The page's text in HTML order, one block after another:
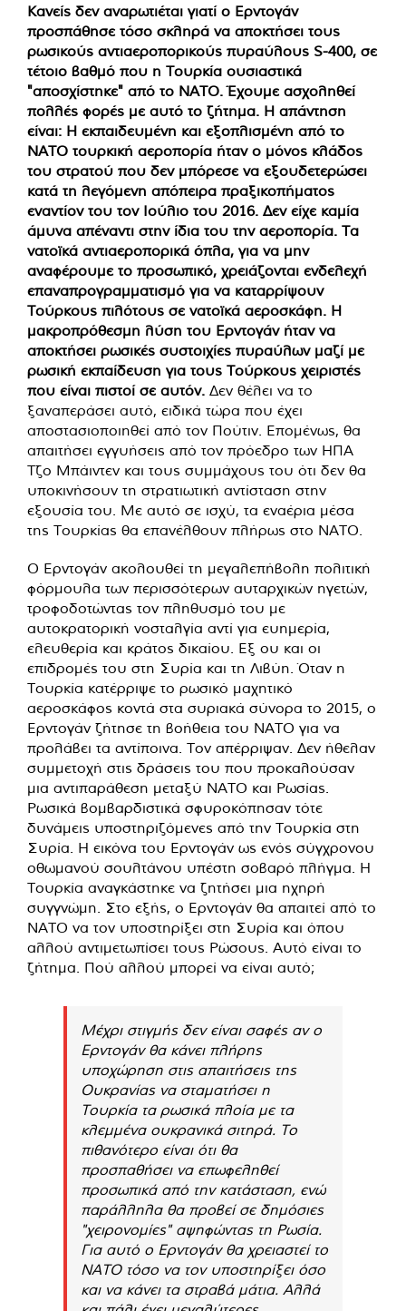
Κανείς δεν αναρωτιέται γιατί ο Ερντογάν
προσπάθησε τόσο σκληρά να αποκτήσει τους
ρωσικούς αντιαεροπορικούς πυραύλους S-400, σε
τέτοιο βαθμό που η Τουρκία ουσιαστικά
"αποσχίστηκε" από το ΝΑΤΟ. Έχουμε ασχοληθεί
πολλές φορές με αυτό το ζήτημα. Η απάντηση
είναι: Η εκπαιδευμένη και εξοπλισμένη από το
ΝΑΤΟ τουρκική αεροπορία ήταν ο μόνος κλάδος
του στρατού που δεν μπόρεσε να εξουδετερώσει
κατά τη λεγόμενη απόπειρα πραξικοπήματος
εναντίον του τον Ιούλιο του 2016. Δεν είχε καμία
άμυνα απέναντι στην ίδια του την αεροπορία. Τα
νατοϊκά αντιαεροπορικά όπλα, για να μην
αναφέρουμε το προσωπικό, χρειάζονται ενδελεχή
επαναπρογραμματισμό για να καταρρίψουν
Τούρκους πιλότους σε νατοϊκά αεροσκάφη. Η
μακροπρόθεσμη λύση του Ερντογάν ήταν να
αποκτήσει ρωσικές συστοιχίες πυραύλων μαζί με
ρωσική εκπαίδευση για τους Τούρκους χειριστές
που είναι πιστοί σε αυτόν. Δεν θέλει να το
ξαναπεράσει αυτό, ειδικά τώρα που έχει
αποστασιοποιηθεί από τον Πούτιν. Επομένως, θα
απαιτήσει εγγυήσεις από τον πρόεδρο των ΗΠΑ
Τζο Μπάιντεν και τους συμμάχους του ότι δεν θα
υποκινήσουν τη στρατιωτική αντίσταση στην
εξουσία του. Με αυτό σε ισχύ, τα εναέρια μέσα
της Τουρκίας θα επανέλθουν πλήρως στο ΝΑΤΟ.
Ο Ερντογάν ακολουθεί τη μεγαλεπήβολη πολιτική
φόρμουλα των περισσότερων αυταρχικών ηγετών,
τροφοδοτώντας τον πληθυσμό του με
αυτοκρατορική νοσταλγία αντί για ευημερία,
ελευθερία και κράτος δικαίου. Εξ ου και οι
επιδρομές του στη Συρία και τη Λιβύη. Όταν η
Τουρκία κατέρριψε το ρωσικό μαχητικό
αεροσκάφος κοντά στα συριακά σύνορα το 2015, ο
Ερντογάν ζήτησε τη βοήθεια του ΝΑΤΟ για να
προλάβει τα αντίποινα. Τον απέρριψαν. Δεν ήθελαν
συμμετοχή στις δράσεις του που προκαλούσαν
μια αντιπαράθεση μεταξύ ΝΑΤΟ και Ρωσίας.
Ρωσικά βομβαρδιστικά σφυροκόπησαν τότε
δυνάμεις υποστηριζόμενες από την Τουρκία στη
Συρία. Η εικόνα του Ερντογάν ως ενός σύγχρονου
οθωμανού σουλτάνου υπέστη σοβαρό πλήγμα. Η
Τουρκία αναγκάστηκε να ζητήσει μια ηχηρή
συγγνώμη. Στο εξής, ο Ερντογάν θα απαιτεί από το
ΝΑΤΟ να τον υποστηρίξει στη Συρία και όπου
αλλού αντιμετωπίσει τους Ρώσους. Αυτό είναι το
ζήτημα. Πού αλλού μπορεί να είναι αυτό;
Μέχρι στιγμής δεν είναι σαφές αν ο
Ερντογάν θα κάνει πλήρης
υποχώρηση στις απαιτήσεις της
Ουκρανίας να σταματήσει η
Τουρκία τα ρωσικά πλοία με τα
κλεμμένα ουκρανικά σιτηρά. Το
πιθανότερο είναι ότι θα
προσπαθήσει να επωφεληθεί
προσωπικά από την κατάσταση, ενώ
παράλληλα θα προβεί σε δημόσιες
"χειρονομίες" αψηφώντας τη Ρωσία.
Για αυτό ο Ερντογάν θα χρειαστεί το
ΝΑΤΟ τόσο να τον υποστηρίξει όσο
και να κάνει τα στραβά μάτια. Αλλά